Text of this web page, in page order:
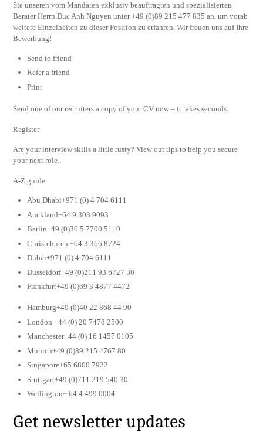
Sie unseren vom Mandaten exklusiv beauftragten und spezialisierten
Berater Herrn Duc Anh Nguyen unter +49 (0)89 215 477 835 an, um vorab
weitere Einzelheiten zu dieser Position zu erfahren. Wir freuen uns auf Ihre
Bewerbung!
Send to friend
Refer a friend
Print
Send one of our recruiters a copy of your CV now – it takes seconds.
Register
Are your interview skills a little rusty? View our tips to help you secure
your next role.
A-Z guide
Abu Dhabi+971 (0) 4 704 6111
Auckland+64 9 303 9093
Berlin+49 (0)30 5 7700 5110
Christchurch +64 3 366 8724
Dubai+971 (0) 4 704 6111
Dusseldorf+49 (0)211 93 6727 30
Frankfurt+49 (0)69 3 4877 4472
Hamburg+49 (0)40 22 868 44 90
London +44 (0) 20 7478 2500
Manchester+44 (0) 16 1457 0105
Munich+49 (0)89 215 4767 80
Singapore+65 6800 7922
Stuttgart+49 (0)711 219 540 30
Wellington+ 64 4 499 0004
Get newsletter updates